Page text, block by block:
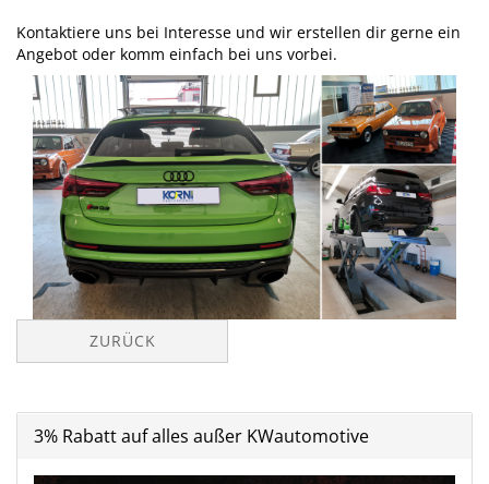
Kontaktiere uns bei Interesse und wir erstellen dir gerne ein
Angebot oder komm einfach bei uns vorbei.
ZURÜCK
3% Rabatt auf alles außer KWautomotive